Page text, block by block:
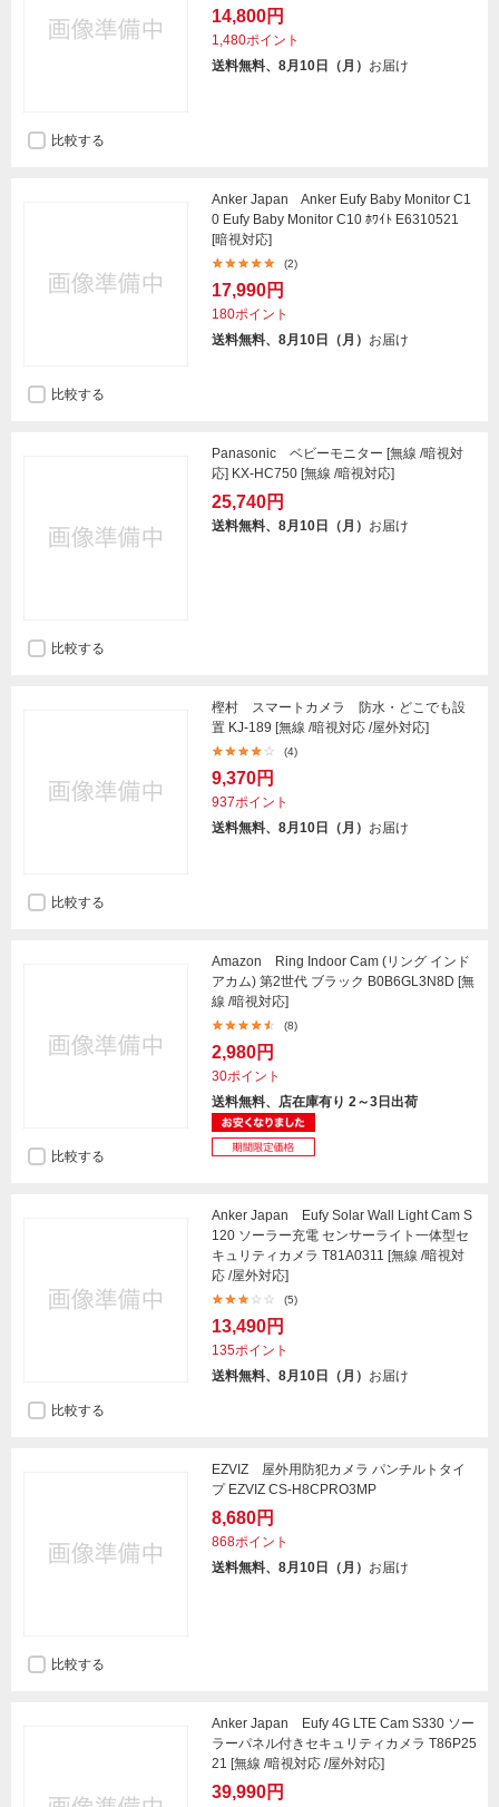
14,800円
1,480ポイント
送料無料、8月10日（月） お届け
比較する
Anker Japan Anker Eufy Baby Monitor C1
0 Eufy Baby Monitor C10 ﾎﾜｲﾄ E6310521
[暗視対応]
(2)
17,990円
180ポイント
送料無料、8月10日（月） お届け
比較する
Panasonic ベビーモニター [無線 /暗視対
応] KX-HC750 [無線 /暗視対応]
25,740円
送料無料、8月10日（月） お届け
比較する
樫村 スマートカメラ 防水・どこでも設
置 KJ-189 [無線 /暗視対応 /屋外対応]
(4)
9,370円
937ポイント
送料無料、8月10日（月） お届け
比較する
Amazon Ring Indoor Cam (リング インド
アカム) 第2世代 ブラック B0B6GL3N8D [無
線 /暗視対応]
(8)
2,980円
30ポイント
送料無料、店在庫有り 2～3日出荷
比較する
Anker Japan Eufy Solar Wall Light Cam S
120 ソーラー充電 センサーライト一体型セ
キュリティカメラ T81A0311 [無線 /暗視対
応 /屋外対応]
(5)
13,490円
135ポイント
送料無料、8月10日（月） お届け
比較する
EZVIZ 屋外用防犯カメラ パンチルトタイ
プ EZVIZ CS-H8CPRO3MP
8,680円
868ポイント
送料無料、8月10日（月） お届け
比較する
Anker Japan Eufy 4G LTE Cam S330 ソー
ラーパネル付きセキュリティカメラ T86P25
21 [無線 /暗視対応 /屋外対応]
39,990円